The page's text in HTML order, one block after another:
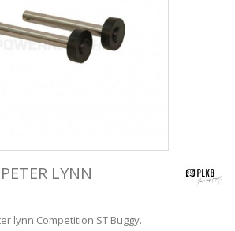
LYNN
lynn Competition ST Buggy.